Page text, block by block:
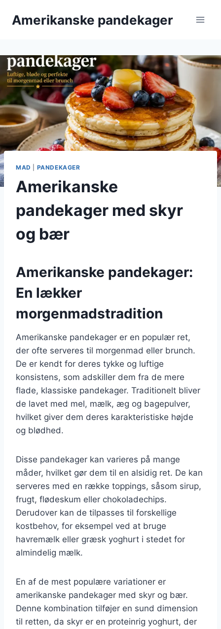
Amerikanske pandekager
MAD PANDEKAGER
Amerikanske
pandekager med skyr
og bær
Amerikanske pandekager:
En lækker
morgenmadstradition
Amerikanske pandekager er en populær ret,
der ofte serveres til morgenmad eller brunch.
De er kendt for deres tykke og luftige
konsistens, som adskiller dem fra de mere
flade, klassiske pandekager. Traditionelt bliver
de lavet med mel, mælk, æg og bagepulver,
hvilket giver dem deres karakteristiske højde
og blødhed.
Disse pandekager kan varieres på mange
måder, hvilket gør dem til en alsidig ret. De kan
serveres med en række toppings, såsom sirup,
frugt, flødeskum eller chokoladechips.
Derudover kan de tilpasses til forskellige
kostbehov, for eksempel ved at bruge
havremælk eller græsk yoghurt i stedet for
almindelig mælk.
En af de mest populære variationer er
amerikanske pandekager med skyr og bær.
Denne kombination tilføjer en sund dimension
til retten, da skyr er en proteinrig yoghurt, der